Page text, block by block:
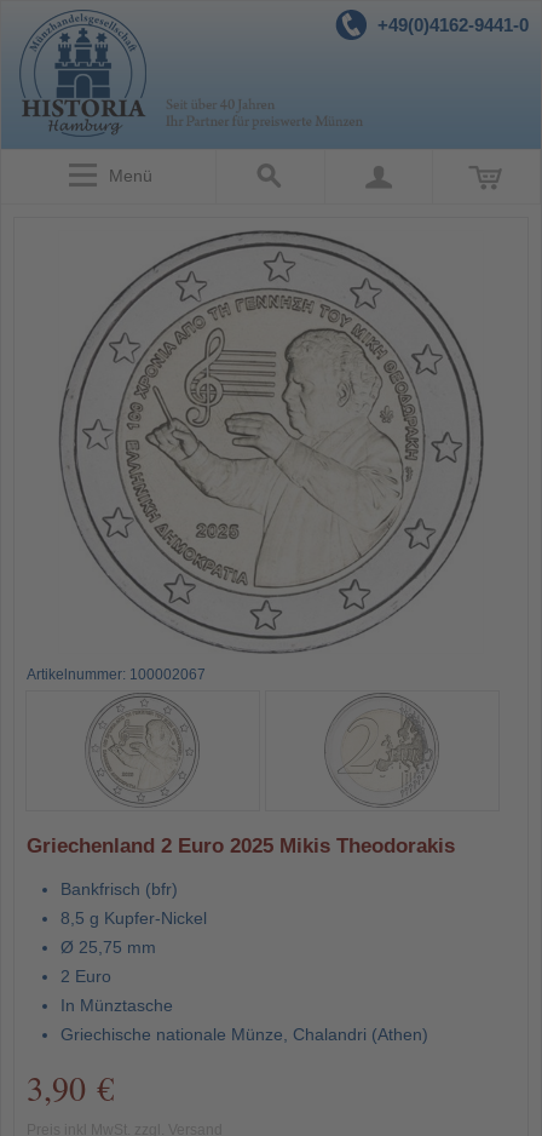
+49(0)4162-9441-0
Menü
Artikelnummer: 100002067
Griechenland 2 Euro 2025 Mikis Theodorakis
Bankfrisch (bfr)
8,5 g Kupfer-Nickel
Ø 25,75 mm
2 Euro
In Münztasche
Griechische nationale Münze, Chalandri (Athen)
3,90 €